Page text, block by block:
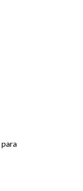
para